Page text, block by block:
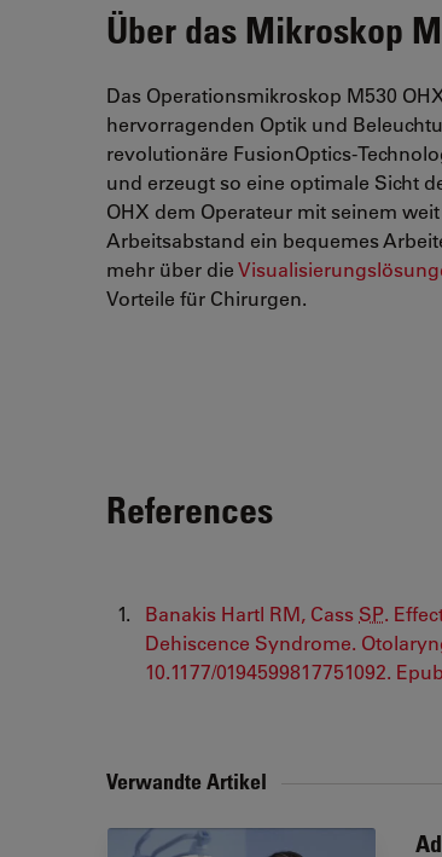
Über das Mikroskop
Das Operationsmikroskop M530
hervorragenden Optik und
revolutionäre FusionOptics-
und erzeugt so eine optimale Sicht
OHX dem Operateur mit seinem
Arbeitsabstand ein bequemes
mehr über die
Vorteile für Chirurgen.
References
Banakis Hartl RM, Cass SP.
Dehiscence Syndrome.
10.1177/0194599817751092.
Verwandte Artikel